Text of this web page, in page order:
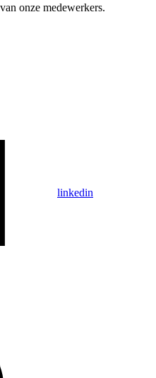
onze medewerkers.
linkedin